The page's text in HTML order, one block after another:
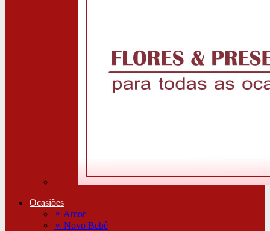
Ocasiões
⚬ Amor
⚬Novo Bebê